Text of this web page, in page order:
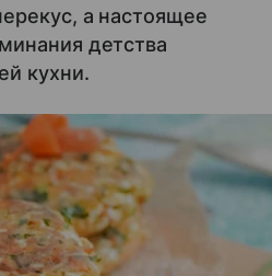
а настоящее
детства
кухни.